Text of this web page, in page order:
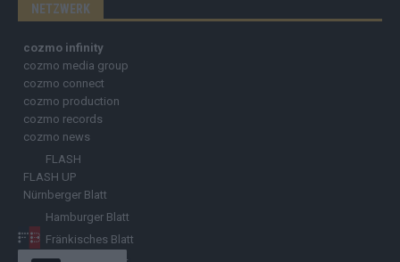
NETZWERK
cozmo infinity
cozmo media group
cozmo connect
cozmo production
cozmo records
cozmo news
FLASH
FLASH UP
Nürnberger Blatt
Hamburger Blatt
Fränkisches Blatt